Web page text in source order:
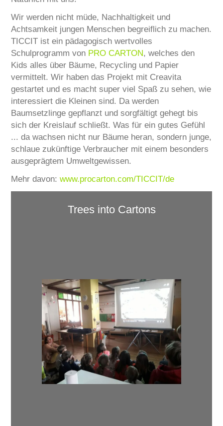
BOXES2GO
CSR
SERVICE
KARRIERE
KONTAKT
Wir werden nicht müde, Nachhaltigkeit und
Achtsamkeit jungen Menschen begreiflich zu machen.
TICCIT ist ein pädagogisch wertvolles
Schulprogramm von PRO CARTON, welches den
Kids alles über Bäume, Recycling und Papier
vermittelt. Wir haben das Projekt mit Creavita
gestartet und es macht super viel Spaß zu sehen, wie
interessiert die Kleinen sind. Da werden
Baumsetzlinge gepflanzt und sorgfältigt gehegt bis
sich der Kreislauf schließt. Was für ein gutes Gefühl
... da wachsen nicht nur Bäume heran, sondern junge,
schlaue zukünftige Verbraucher mit einem besonders
ausgeprägtem Umweltgewissen.
Mehr davon:www.procarton.com/TICCIT/de
Trees into Cartons